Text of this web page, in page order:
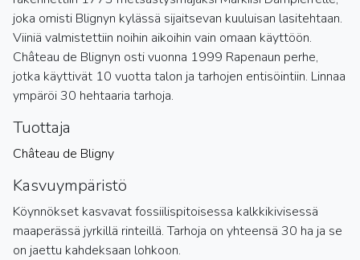
joka omisti Blignyn kylässä sijaitsevan kuuluisan lasitehtaan.
Viiniä valmistettiin noihin aikoihin vain omaan käyttöön.
Château de Blignyn osti vuonna 1999 Rapenaun perhe,
jotka käyttivät 10 vuotta talon ja tarhojen entisöintiin. Linnaa
ympäröi 30 hehtaaria tarhoja.
Tuottaja
Château de Bligny
Kasvuympäristö
Köynnökset kasvavat fossiilispitoisessa kalkkikivisessä
maaperässä jyrkillä rinteillä. Tarhoja on yhteensä 30 ha ja se
on jaettu kahdeksaan lohkoon.